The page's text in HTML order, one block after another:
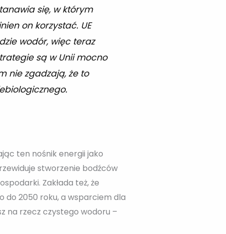
się, w którym
on korzystać. UE
wodór, więc teraz
są w Unii mocno
nie zgadzają, że to
ten nośnik energii jako
stworzenie bodźców
Zakłada też, że
do 2050 roku, a wsparciem dla
na rzecz czystego wodoru –